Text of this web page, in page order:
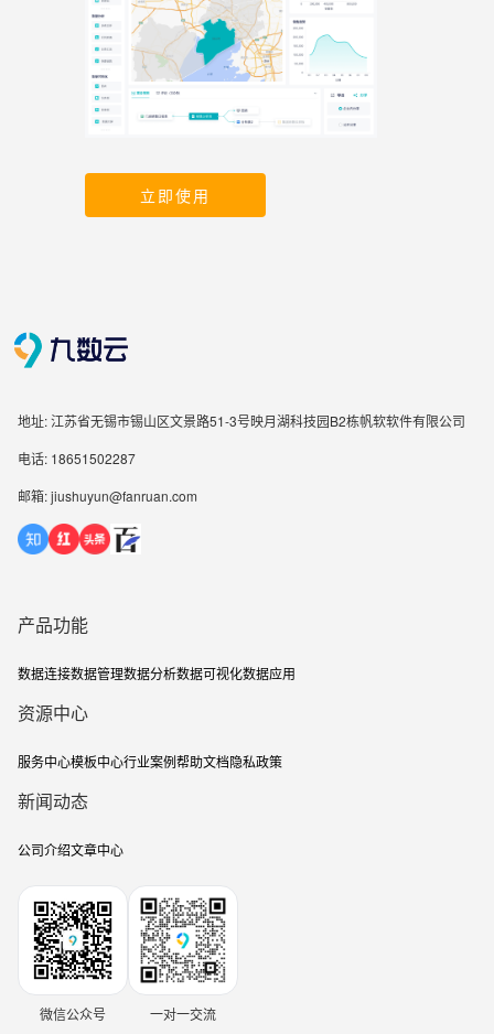
立即使用
地址: 江苏省无锡市锡山区文景路51-3号映月湖科技园B2栋帆软软件有限公司
电话: 18651502287
邮箱: jiushuyun@fanruan.com
产品功能
数据连接数据管理数据分析数据可视化数据应用
资源中心
服务中心模板中心行业案例帮助文档隐私政策
新闻动态
公司介绍文章中心
微信公众号 一对一交流